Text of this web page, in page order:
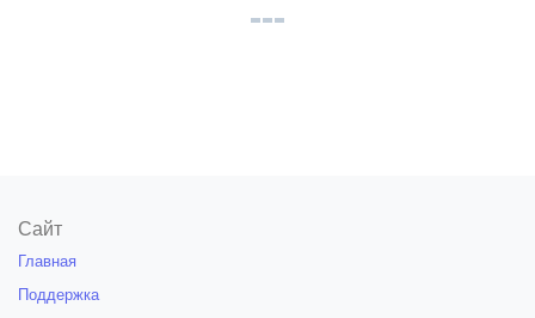
Сайт
Главная
Поддержка